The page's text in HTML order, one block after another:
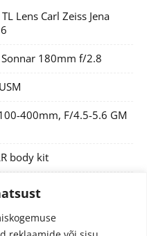
Lens Carl Zeiss Jena
Sonnar 180mm f/2.8
400mm, F/4.5-5.6 GM
body kit